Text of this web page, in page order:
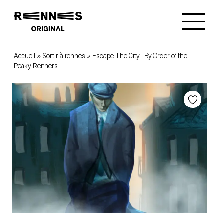
Accueil » Sortir à rennes » Escape The City : By Order of the
Peaky Renners